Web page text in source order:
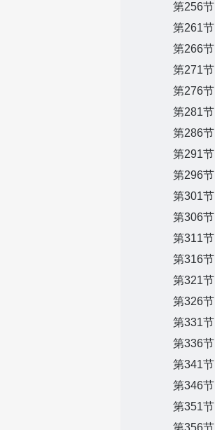
第256节
第261节
第266节
第271节
第276节
第281节
第286节
第291节
第296节
第301节
第306节
第311节
第316节
第321节
第326节
第331节
第336节
第341节
第346节
第351节
第356节